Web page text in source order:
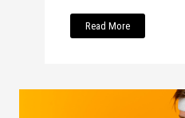
Read More